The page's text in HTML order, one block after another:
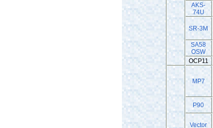
AKS-
74U
SR-3M
SA58
OSW
OCP11
MP7
P90
Vector